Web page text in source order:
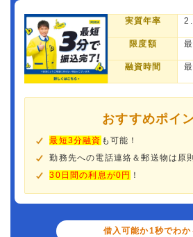
実質年率
限度額
融資時間
おすすめポイ
最短3分融資 も可能！
勤務先への電話連絡＆郵送物は原
30日間の利息が0円 ！
借入可能か1秒でわ